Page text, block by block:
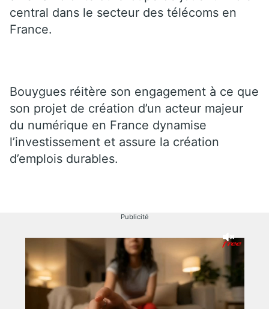
central dans le secteur des télécoms en
France.
Bouygues réitère son engagement à ce que
son projet de création d’un acteur majeur
du numérique en France dynamise
l’investissement et assure la création
d’emplois durables.
Publicité